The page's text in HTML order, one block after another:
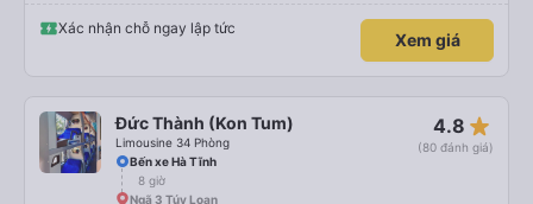
Xác nhận chỗ ngay lập tức
Xem giá
Đức Thành (Kon Tum)
Limousine 34 Phòng
4.8 star_rate
(80 đánh giá)
Bến xe Hà Tĩnh
8 giờ
Ngã 3 Túy Loan